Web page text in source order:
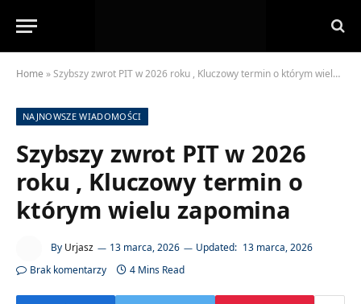
Home »Szybszy zwrot PIT w 2026 roku , Kluczowy termin o którym wielu zapomina
NAJNOWSZE WIADOMOŚCI
Szybszy zwrot PIT w 2026
roku , Kluczowy termin o
którym wielu zapomina
By Urjasz 13 marca, 2026 Updated: 13 marca, 2026
Brak komentarzy
4 Mins Read